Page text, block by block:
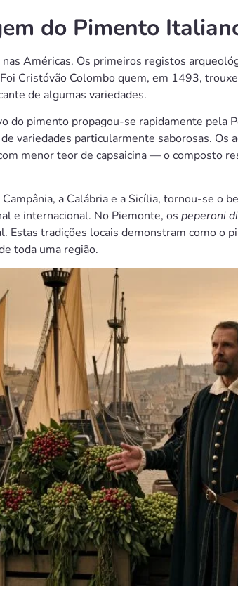
do Pimento
Américas. Os primeiros registos
Cristóvão Colombo quem, em 1493,
de algumas variedades.
do pimento propagou-se rapidamente pela
variedades particularmente saborosas.
menor teor de capsaicina — o composto
a Calábria e a Sicília, tornou-se o
e internacional. No Piemonte, os peperoni
Estas tradições locais demonstram como
toda uma região.